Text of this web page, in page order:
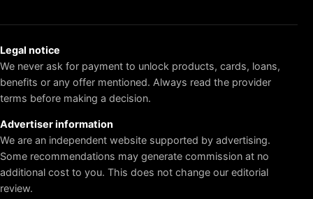
Legal notice
We never ask for payment to unlock products, cards, loans,
benefits or any offer mentioned. Always read the provider
terms before making a decision.
Advertiser information
We are an independent website supported by advertising.
Some recommendations may generate commission at no
additional cost to you. This does not change our editorial
review.